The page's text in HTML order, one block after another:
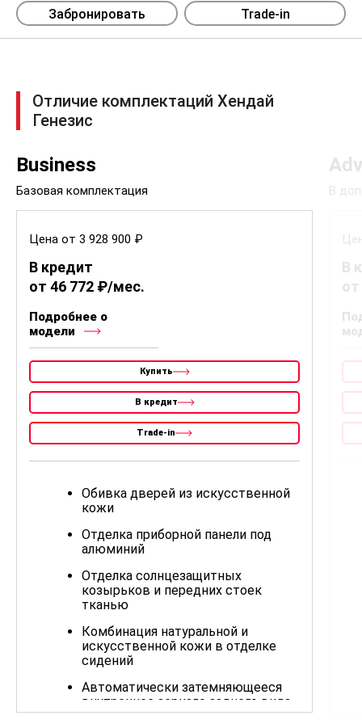
Забронировать Trade-in
Отличие комплектаций Хендай
Генезис
Business
Базовая комплектация
Цена от 3 928 900 ₽
В кредит
от 46 772 ₽/мес.
Подробнее о
модели
Купить
В кредит
Trade-in
Обивка дверей из искусственной
кожи
Отделка приборной панели под
алюминий
Отделка солнцезащитных
козырьков и передних стоек
тканью
Комбинация натуральной и
искусственной кожи в отделке
сидений
Автоматически затемняющееся
внутреннее зеркало заднего вида
В
В